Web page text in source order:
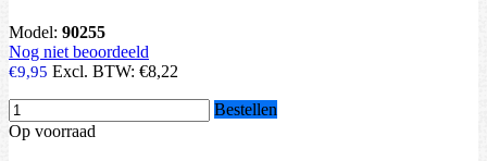
Model: 90255
Nog niet beoordeeld
€9,95 Excl. BTW: €8,22
Bestellen
Op voorraad